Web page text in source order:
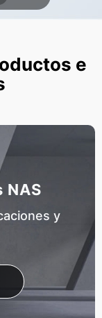
e
NAS
y